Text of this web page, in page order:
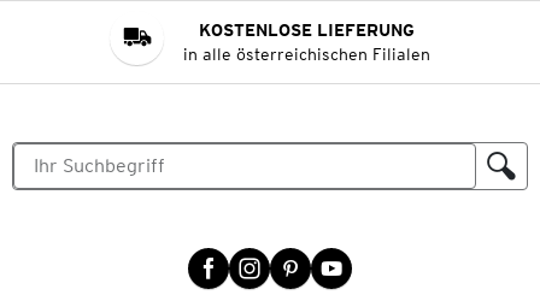
KOSTENLOSE LIEFERUNG
in alle österreichischen Filialen